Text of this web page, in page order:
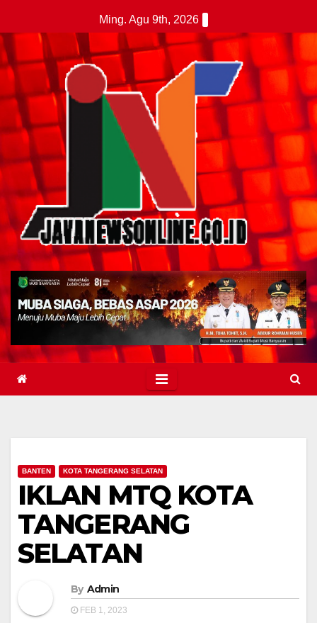
to
content
Ming. Agu 9th, 2026
BANTEN KOTA TANGERANG SELATAN
IKLAN MTQ KOTA
TANGERANG
SELATAN
By Admin
FEB 1, 2023